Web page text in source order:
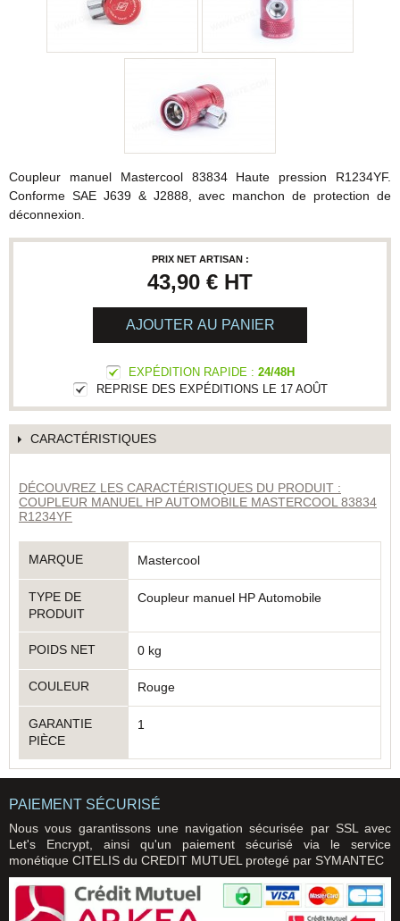
Coupleur manuel Mastercool 83834 Haute pression R1234YF.
Conforme SAE J639 & J2888, avec manchon de protection de
déconnexion.
PRIX NET ARTISAN :
43,90 € HT
AJOUTER AU PANIER
EXPÉDITION RAPIDE : 24/48H
REPRISE DES EXPÉDITIONS LE 17 AOÛT
CARACTÉRISTIQUES
DÉCOUVREZ LES CARACTÉRISTIQUES DU PRODUIT :
COUPLEUR MANUEL HP AUTOMOBILE MASTERCOOL 83834
R1234YF
MARQUE Mastercool
TYPE DE
PRODUIT
Coupleur manuel HP Automobile
POIDS NET 0 kg
COULEUR Rouge
GARANTIE
PIÈCE
1
PAIEMENT SÉCURISÉ
Nous vous garantissons une navigation sécurisée par SSL avec
Let's Encrypt, ainsi qu'un paiement sécurisé via le service
monétique CITELIS du CREDIT MUTUEL protegé par SYMANTEC